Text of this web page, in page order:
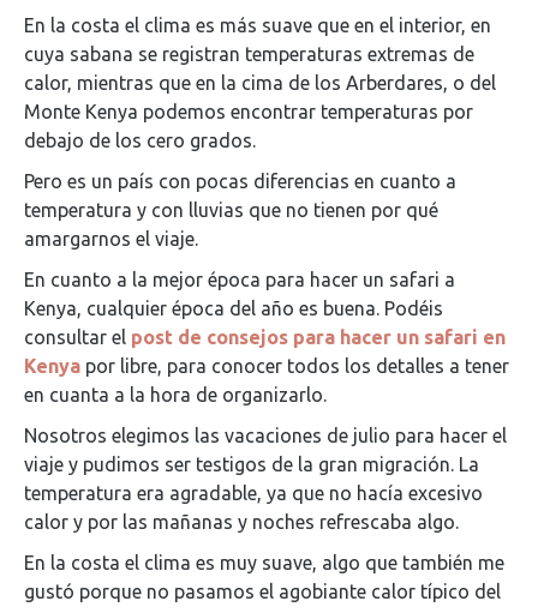
En la costa el clima es más suave que en el interior, en
cuya sabana se registran temperaturas extremas de
calor, mientras que en la cima de los Arberdares, o del
Monte Kenya podemos encontrar temperaturas por
debajo de los cero grados.
Pero es un país con pocas diferencias en cuanto a
temperatura y con lluvias que no tienen por qué
amargarnos el viaje.
En cuanto a la mejor época para hacer un safari a
Kenya, cualquier época del año es buena. Podéis
consultar el post de consejos para hacer un safari en
Kenya por libre, para conocer todos los detalles a tener
en cuanta a la hora de organizarlo.
Nosotros elegimos las vacaciones de julio para hacer el
viaje y pudimos ser testigos de la gran migración. La
temperatura era agradable, ya que no hacía excesivo
calor y por las mañanas y noches refrescaba algo.
En la costa el clima es muy suave, algo que también me
gustó porque no pasamos el agobiante calor típico del